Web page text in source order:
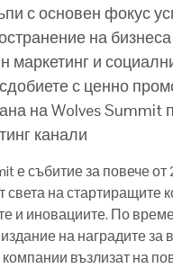
с основен фокус
на
маркетинг и
с ценно
на Wolves Summit
канали
е събитие за повече
света на стартиращите
и иновациите. По
на наградите за
възлизат на